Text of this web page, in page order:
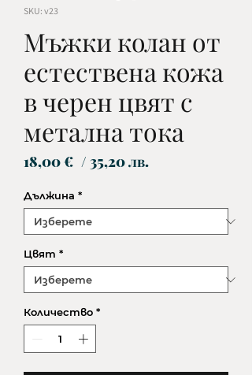
SKU: v23
Мъжки колан от
естествена кожа
в черен цвят с
метална тока
18,00 € / 35,20 лв.Цена
Дължина *
Цвят *
Количество *